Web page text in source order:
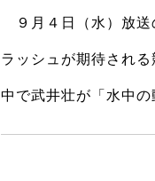
９月４日（水）放送
ラッシュが期待され
中で武井壮が「水中の